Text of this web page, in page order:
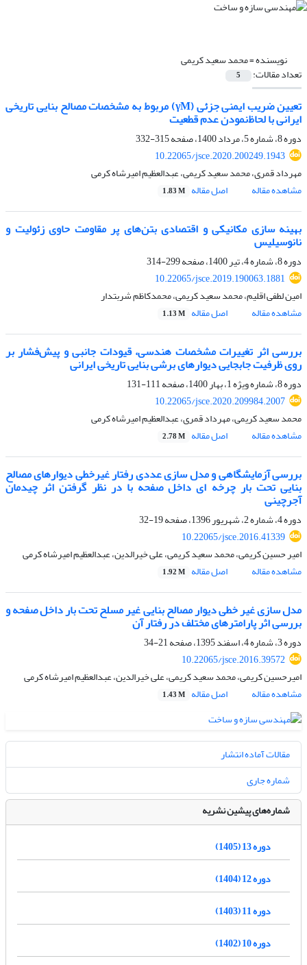
نویسنده =محمد سعید کریمی
تعداد مقالات: 5
تعیین ضریب ایمنی جزئی (γM) مربوط به مشخصات مصالح بنایی تاریخی
ایرانی با لحاظ‌نمودن عدم قطعیت
دوره 8، شماره 5، مرداد 1400، صفحه
315-332
10.22065/jsce.2020.200249.1943
مهرداد قمری، محمد سعید کریمی، عبدالعظیم امیرشاه کرمی
مشاهده مقاله
اصل مقاله 1.83 M
بهینه سازی مکانیکی و اقتصادی بتن‌‌ها‌ی پر مقاومت حاوی زئولیت و
نانوسیلیس
دوره 8، شماره 4، تیر 1400، صفحه
299-314
10.22065/jsce.2019.190063.1881
امین لطفی اقلیم، محمد سعید کریمی، محمدکاظم شربتدار
مشاهده مقاله
اصل مقاله 1.13 M
بررسی اثر تغییرات مشخصات هندسی، قیودات جانبی و پیش‌فشار بر
روی ظرفیت جابجایی دیوارهای برشی بنایی تاریخی ایرانی
دوره 8، شماره ویژه 1، بهار 1400، صفحه
111-131
10.22065/jsce.2020.209984.2007
محمد سعید کریمی، مهرداد قمری، عبدالعظیم امیرشاه کرمی
مشاهده مقاله
اصل مقاله 2.78 M
بررسی آزمایشگاهی و مدل سازی عددی رفتار غیرخطی دیوارهای مصالح
بنایی تحت بار چرخه ای داخل صفحه با در نظر گرفتن اثر چیدمان
آجرچینی
دوره 4، شماره 2، شهریور 1396، صفحه
19-32
10.22065/jsce.2016.41339
امیر حسین کریمی، محمد سعید کریمی، علی خیرالدین، عبدالعظیم امیرشاه کرمی
مشاهده مقاله
اصل مقاله 1.92 M
مدل سازی غیر خطی دیوار مصالح بنایی غیر مسلح تحت بار داخل صفحه و
بررسی اثر پارامترهای مختلف در رفتار آن
دوره 3، شماره 4، اسفند 1395، صفحه
21-34
10.22065/jsce.2016.39572
امیرحسین کریمی، محمد سعید کریمی، علی خیرالدین، عبدالعظیم امیرشاه کرمی
مشاهده مقاله
اصل مقاله 1.43 M
مقالات آماده انتشار
شماره جاری
شماره‌های پیشین نشریه
دوره 13 (1405)
دوره 12 (1404)
دوره 11 (1403)
دوره 10 (1402)